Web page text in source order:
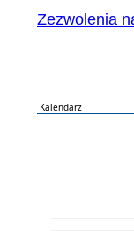
Zezwolenia
Kalendarz